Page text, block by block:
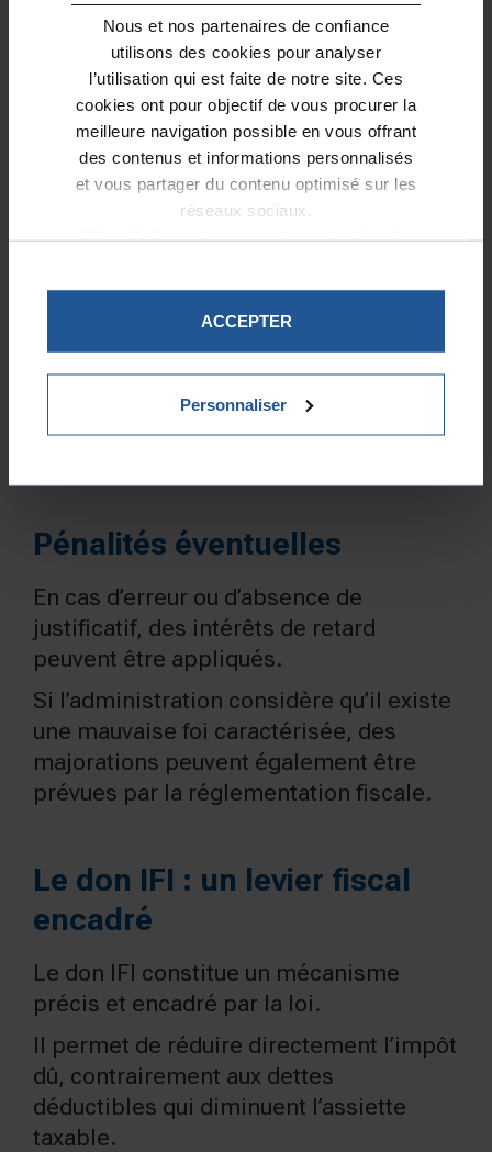
Nous et nos partenaires de confiance
utilisons des cookies pour analyser
l’utilisation qui est faite de notre site. Ces
cookies ont pour objectif de vous procurer la
meilleure navigation possible en vous offrant
des contenus et informations personnalisés
et vous partager du contenu optimisé sur les
réseaux sociaux.
Plus d'informations sur la protection de
ACCEPTER
Personnaliser
JUSTIFICATIF DU DON IFI
L’absence de reçu fiscal peut avoir des
conséquences financières.
Refus de la réduction d’IFI
l’administration peut :
refuser la réduction d’impôt,
recalculer le montant d’IFI dû,
réclamer les sommes non
Pénalités éventuelles
En cas d’erreur ou d’absence de
justificatif, des intérêts de retard
peuvent être appliqués.
Si l’administration considère qu’il existe
une mauvaise foi caractérisée, des
majorations peuvent également être
prévues par la réglementation fiscale.
Le don IFI : un levier fiscal
encadré
Le don IFI constitue un mécanisme
précis et encadré par la loi.
Il permet de réduire directement l’impôt
dû, contrairement aux dettes
déductibles qui diminuent l’assiette
taxable.